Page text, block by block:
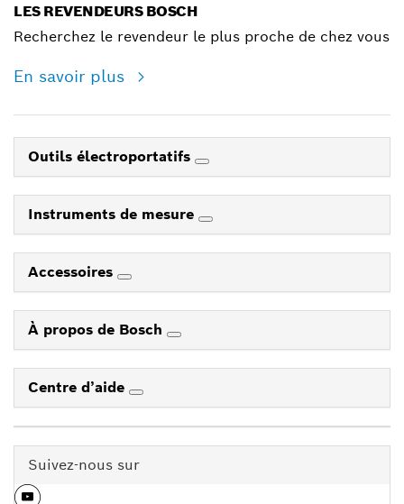
LES REVENDEURS BOSCH
Recherchez le revendeur le plus proche de chez vous
En savoir plus
Outils électroportatifs
Instruments de mesure
Accessoires
À propos de Bosch
Centre d’aide
Suivez-nous sur